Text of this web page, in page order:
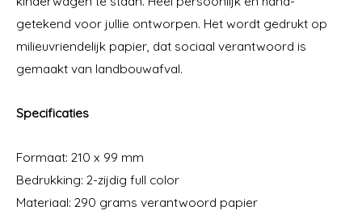
getekend voor jullie ontworpen. Het wordt gedrukt op
milieuvriendelijk papier, dat sociaal verantwoord is
gemaakt van landbouwafval.
Specificaties
Formaat: 210 x 99 mm
Bedrukking: 2-zijdig full color
Materiaal: 290 grams verantwoord papier